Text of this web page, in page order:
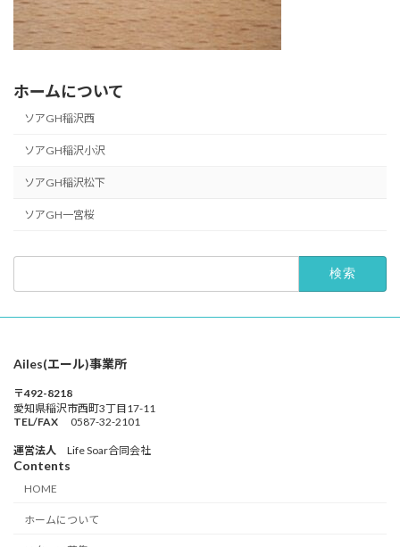
ホームについて
ソアGH稲沢西
ソアGH稲沢小沢
ソアGH稲沢松下
ソアGH一宮桜
Ailes(エール)事業所
〒492-8218
愛知県稲沢市西町3丁目17-11
TEL/FAX
0587-32-2101
運営法人 Life Soar合同会社
Contents
HOME
ホームについて